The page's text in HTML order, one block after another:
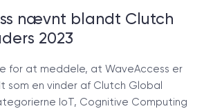
nævnt blandt Clutch
2023
for at meddele, at WaveAccess er
som en vinder af Clutch Global
IoT, Cognitive Computing